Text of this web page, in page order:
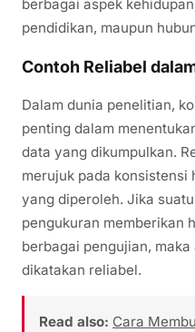
berbagai aspek
pendidikan, maupun
Contoh Reliabel
Dalam dunia penelitian,
penting dalam
data yang dikumpulkan.
merujuk pada konsistensi
yang diperoleh. Jika
pengukuran memberikan
berbagai pengujian,
dikatakan reliabel.
Read also: Cara